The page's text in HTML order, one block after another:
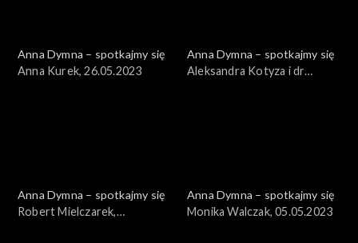
Anna Dymna – spotkajmy się
Anna Kurek, 26.05.2023
Anna Dymna – spotkajmy się
Aleksandra Kotyza i dr
Anna Dymna – spotkajmy się
Robert Mielczarek,
Anna Dymna – spotkajmy się
Monika Walczak, 05.05.2023